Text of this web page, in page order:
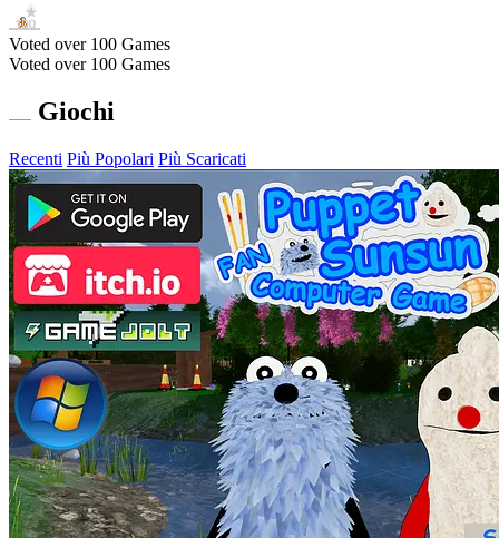
Voted over 100 Games
Voted over 100 Games
Giochi
Recenti Più Popolari Più Scaricati